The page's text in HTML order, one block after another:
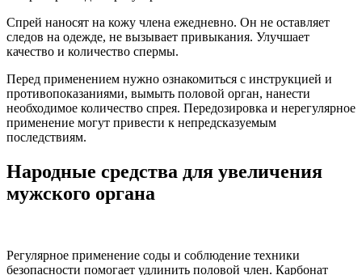
Спрей наносят на кожу члена ежедневно. Он не оставляет
следов на одежде, не вызывает привыкания. Улучшает
качество и количество спермы.
Перед применением нужно ознакомиться с инструкцией и
противопоказаниями, вымыть половой орган, нанести
необходимое количество спрея. Передозировка и нерегулярное
применение могут привести к непредсказуемым
последствиям.
Народные средства для увеличения
мужского органа
Регулярное применение соды и соблюдение техники
безопасности помогает удлинить половой член. Карбонат